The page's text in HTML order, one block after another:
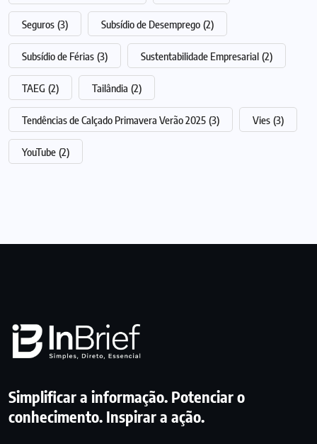
Seguros (3) Subsídio de Desemprego (2)
Subsídio de Férias (3) Sustentabilidade Empresarial (2)
TAEG (2) Tailândia (2)
Tendências de Calçado Primavera Verão 2025 (3) Vies (3)
YouTube (2)
Simplificar a informação. Potenciar o
conhecimento. Inspirar a ação.